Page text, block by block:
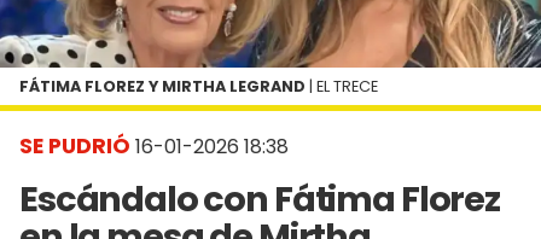
SE PUDRIÓ 16-01-2026 18:38
Escándalo con Fátima Florez
FÁTIMA FLOREZ Y MIRTHA LEGRAND | EL TRECE